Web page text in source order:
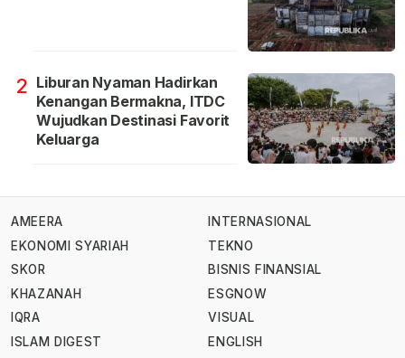
2 Liburan Nyaman Hadirkan
Kenangan Bermakna, ITDC
Wujudkan Destinasi Favorit
Keluarga
AMEERA
EKONOMI SYARIAH
SKOR
KHAZANAH
IQRA
ISLAM DIGEST
INTERNASIONAL
TEKNO
BISNIS FINANSIAL
ESGNOW
VISUAL
ENGLISH